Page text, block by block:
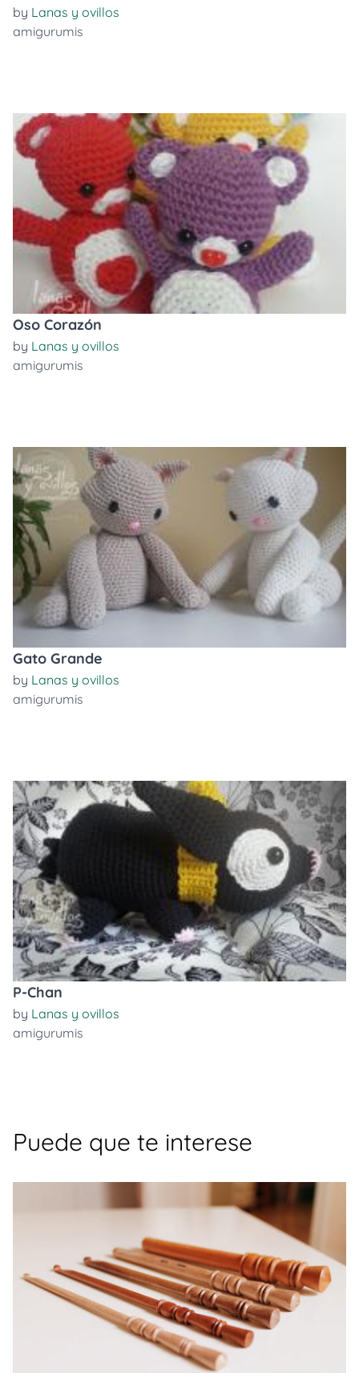
by Lanas y ovillos
amigurumis
Oso Corazón
by Lanas y ovillos
amigurumis
Gato Grande
by Lanas y ovillos
amigurumis
P-Chan
by Lanas y ovillos
amigurumis
Puede que te interese